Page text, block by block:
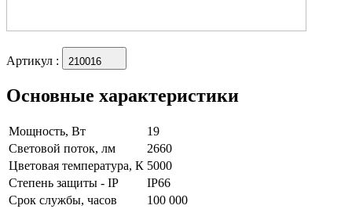
Артикул : 210016
Основные характеристики
Мощность, Вт
19
Световой поток, лм
2660
Цветовая температура, К 5000
Степень защиты - IP
IP66
Срок службы, часов
100 000